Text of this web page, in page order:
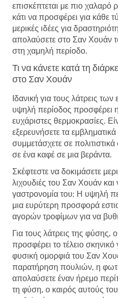
επισκέπτεται με πιο χαλαρό
κάτι να προσφέρει για κάθε
μερικές ιδέες για
απολαύσετε στο Σαν Χουάν
στη χαμηλή περίοδο.
Τι να κάνετε κατά τη
στο Σαν Χουάν
Ιδανική για τους λάτρεις
υψηλή περίοδος προσφέρει
ευχάριστες θερμοκρασίες.
εξερευνήσετε τα
συμμετάσχετε σε
σε ένα καφέ σε μια βεράντα.
Σκέφτεστε να δοκιμάσετε
λιχουδιές του Σαν Χουάν και
γαστρονομία του; Η υψηλή
μια ευρύτερη προσφορά
αγορών τροφίμων για να
Για τους λάτρεις της φύσης,
προσφέρει το τέλειο σκηνικό
φυσική ομορφιά του Σαν
παρατήρηση πουλιών, η
απολαύσετε έναν ήρεμο
τη φύση, ο καιρός αυτούς